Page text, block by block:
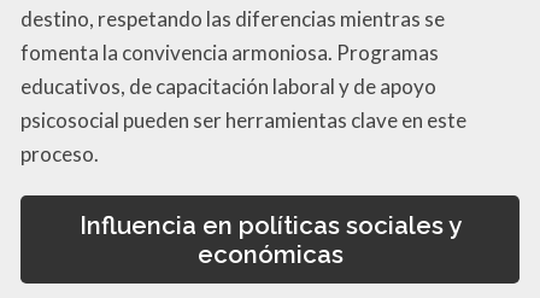
destino, respetando las diferencias mientras se
fomenta la convivencia armoniosa. Programas
educativos, de capacitación laboral y de apoyo
psicosocial pueden ser herramientas clave en este
proceso.
Influencia en políticas sociales y
económicas